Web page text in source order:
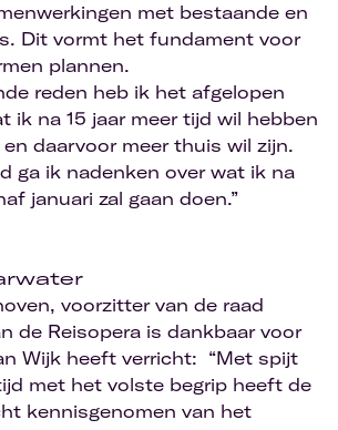
met bestaande en
Dit vormt het fundament voor
plannen.
reden heb ik het afgelopen
ik na 15 jaar meer tijd wil hebben
daarvoor meer thuis wil zijn.
ga ik nadenken over wat ik na
januari zal gaan doen.”
voorzitter van de raad
de Reisopera is dankbaar voor
Wijk heeft verricht: “Met spijt
met het volste begrip heeft de
kennisgenomen van het